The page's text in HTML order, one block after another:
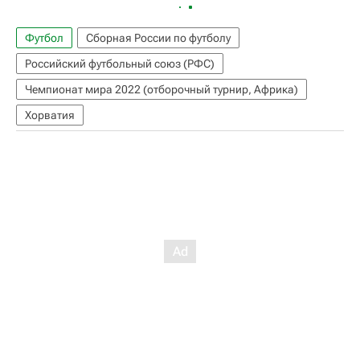
Футбол
Сборная России по футболу
Российский футбольный союз (РФС)
Чемпионат мира 2022 (отборочный турнир, Африка)
Хорватия